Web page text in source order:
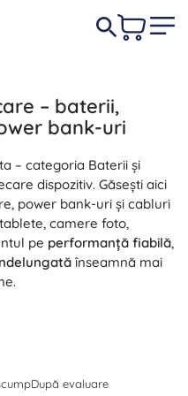
– baterii,
bank-uri
– categoria Baterii și
dispozitiv. Găsești aici
power bank-uri și cabluri
camere foto,
pe performanță fiabilă,
înseamnă mai
9V pentru
pe litiu (de ex. CR2032,
redusă și
După evaluare